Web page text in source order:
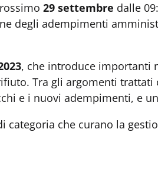
29 settembre dalle
degli adempimenti
, che introduce importanti
Tra gli argomenti trattati
e i nuovi adempimenti, e
categoria che curano la